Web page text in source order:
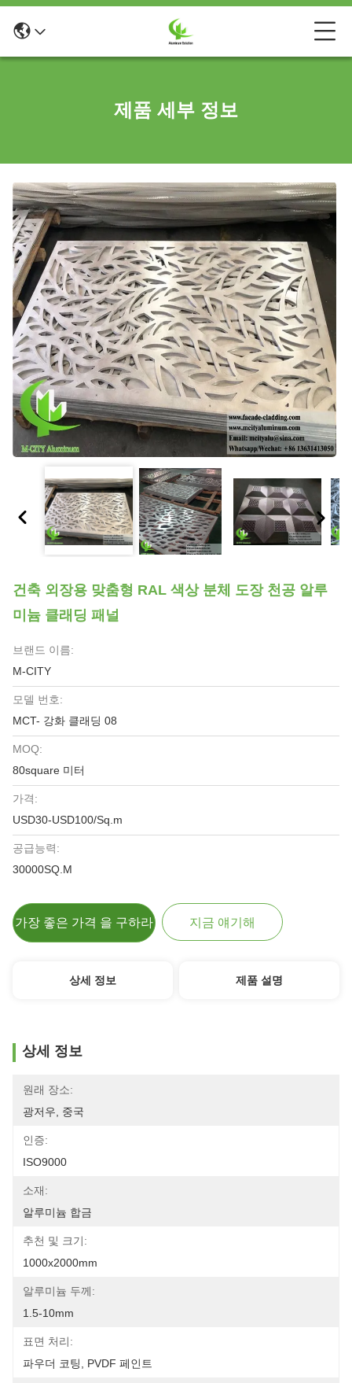
제품 세부 정보
건축 외장용 맞춤형 RAL 색상 분체 도장 천공 알루
미늄 클래딩 패널
브랜드 이름:
M-CITY
모델 번호:
MCT- 강화 클래딩 08
MOQ:
80square 미터
가격:
USD30-USD100/Sq.m
공급능력:
30000SQ.M
가장 좋은 가격 을 구하라 지금 얘기해
상세 정보 제품 설명
상세 정보
원래 장소:
광저우, 중국
인증:
ISO9000
소재:
알루미늄 합금
추천 및 크기:
1000x2000mm
알루미늄 두께:
1.5-10mm
표면 처리:
파우더 코팅, PVDF 페인트